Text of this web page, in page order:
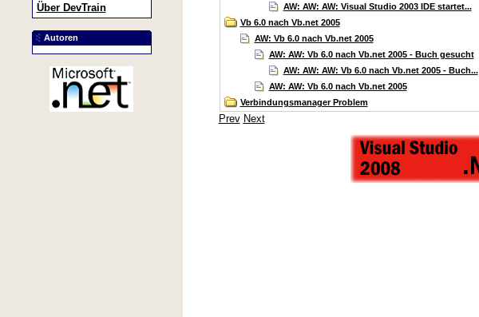
Über DevTrain
Autoren
AW: AW: AW: Visual Studio 2003 IDE startet...
Vb 6.0 nach Vb.net 2005
AW: Vb 6.0 nach Vb.net 2005
AW: AW: Vb 6.0 nach Vb.net 2005 - Buch gesucht
AW: AW: AW: Vb 6.0 nach Vb.net 2005 - Buch...
AW: AW: Vb 6.0 nach Vb.net 2005
Verbindungsmanager Problem
Prev Next